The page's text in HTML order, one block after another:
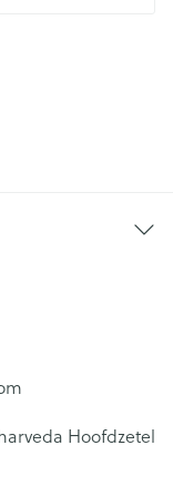
Hoofdzetel